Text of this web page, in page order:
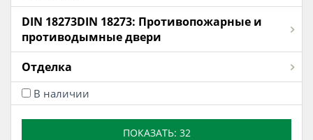
DIN 18273DIN 18273: Противопожарные и
противодымные двери
Отделка
В наличии
ПОКАЗАТЬ: 32